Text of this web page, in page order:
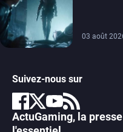
03 août
Suivez-nous sur
ActuGaming, la